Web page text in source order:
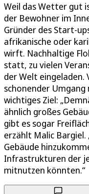
Weil das Wetter gut
der Bewohner im
Gründer des Start-
afrikanische oder
wirft. Nachhaltige
statt, zu vielen
der Welt
schonender Umgang
wichtiges Ziel:
ähnlich großes
gibt es sogar
erzählt Malic Bargiel.
Gebäude
Infrastrukturen der
mitnutzen könnten.“